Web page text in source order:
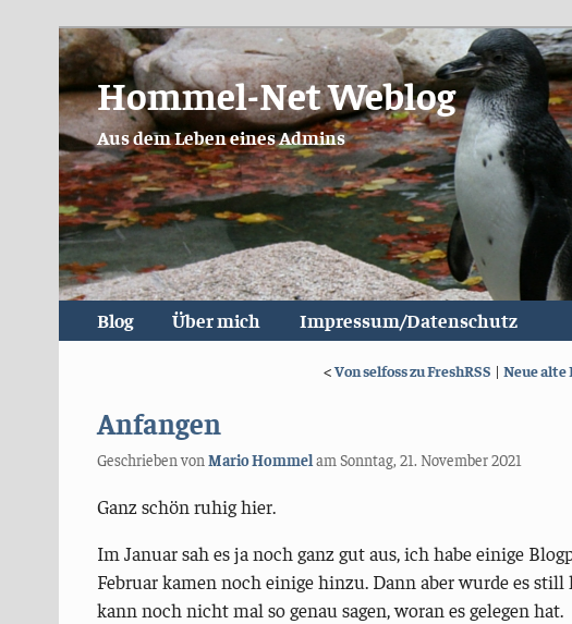
Hommel-Net Weblog
Aus dem Leben eines Admins
Blog Über mich Impressum/Datenschutz
<Von selfoss zu FreshRSS | Neue
Anfangen
Geschrieben von Mario Hommelam Sonntag, 21. November 2021
Ganz schön ruhig hier.
Im Januar sah es ja noch ganz gut aus, ich habe einige
Februar kamen noch einige hinzu. Dann aber wurde es
kann noch nicht mal so genau sagen, woran es gelegen hat.